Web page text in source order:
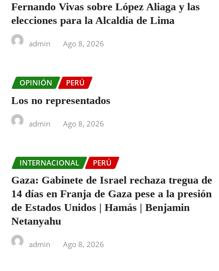
Fernando Vivas sobre López Aliaga y las
elecciones para la Alcaldía de Lima
admin Ago 8, 2026
OPINIÓN PERÚ
Los no representados
admin Ago 8, 2026
INTERNACIONAL PERÚ
Gaza: Gabinete de Israel rechaza tregua de
14 días en Franja de Gaza pese a la presión
de Estados Unidos | Hamás | Benjamin
Netanyahu
admin Ago 8, 2026